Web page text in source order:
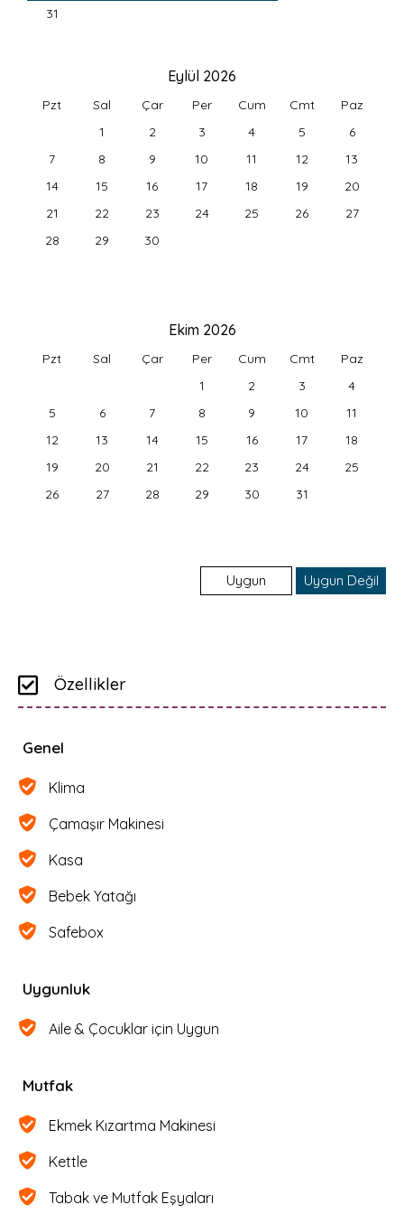
31
Eylül 2026
Pzt Sal Çar Per Cum Cmt
Paz
1
2 3 4 5
6
7
8 9 10 11 12
13
14
15 16 17 18 19
20
21
22 23 24 25 26
27
28
29 30
Ekim 2026
Pzt Sal Çar Per Cum Cmt
Paz
1
2 3
4
5
6 7 8 9 10
11
12
13 14 15 16 17
18
19
20 21 22 23 24
25
26
27 28 29 30 31
Uygun Uygun Değil
Özellikler
Genel
Klima
Çamaşır Makinesi
Kasa
Bebek Yatağı
Safebox
Uygunluk
Aile & Çocuklar için Uygun
Mutfak
Ekmek Kızartma Makinesi
Kettle
Tabak ve Mutfak Eşyaları